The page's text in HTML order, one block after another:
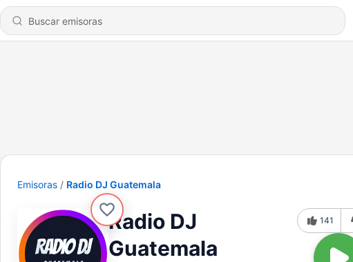
Emisoras Radio DJ Guatemala
Radio DJ
Guatemala
141